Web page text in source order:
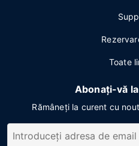
Toate
Abonați-vă
Rămâneți la curent cu